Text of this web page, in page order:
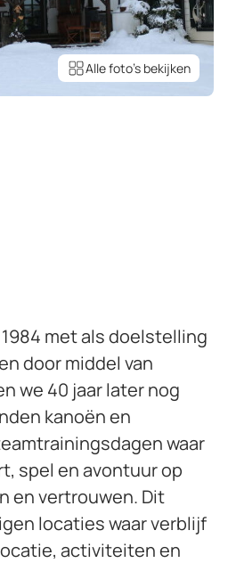
Alle foto’s bekijken
met als doelstelling
door middel van
we 40 jaar later nog
kanoën en
waar
spel en avontuur op
en vertrouwen. Dit
locaties waar verblijf
activiteiten en